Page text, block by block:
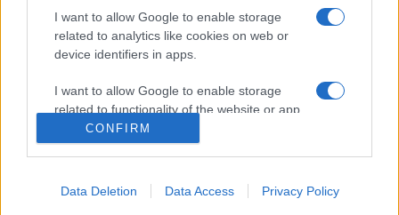
I want to allow Google to enable storage
related to analytics like cookies on web or
device identifiers in apps.
I want to allow Google to enable storage
related to functionality of the website or app.
I want to allow Google to enable storage
I want to allow Google to enable storage
CONFIRM
Data Deletion Data Access Privacy Policy
chez notre partenairePlaces-de-Rugby.com cliquez ici
Pour suivre l'actu Autumn Nations Series
RezoSport.com qui sélectionne l'actu rugby issue des
meilleurs médias, et propose également les
classements, calendriers et résultats.
TV Autumn Nations Seriessur les différentes chaines, et